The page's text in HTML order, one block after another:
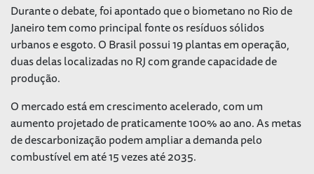
Durante o debate, foi apontado que o biometano no Rio de
Janeiro tem como principal fonte os resíduos sólidos
urbanos e esgoto. O Brasil possui 19 plantas em operação,
duas delas localizadas no RJ com grande capacidade de
produção.
O mercado está em crescimento acelerado, com um
aumento projetado de praticamente 100% ao ano. As metas
de descarbonização podem ampliar a demanda pelo
combustível em até 15 vezes até 2035.